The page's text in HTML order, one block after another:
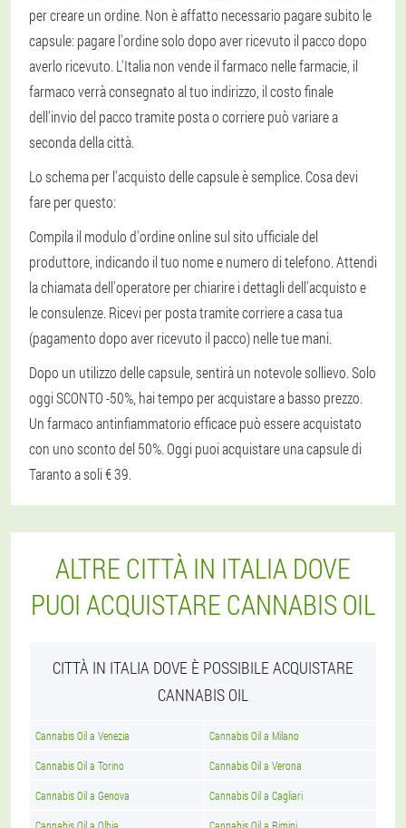
per creare un ordine. Non è affatto necessario pagare subito le
capsule: pagare l'ordine solo dopo aver ricevuto il pacco dopo
averlo ricevuto. L'Italia non vende il farmaco nelle farmacie, il
farmaco verrà consegnato al tuo indirizzo, il costo finale
dell'invio del pacco tramite posta o corriere può variare a
seconda della città.
Lo schema per l'acquisto delle capsule è semplice. Cosa devi
fare per questo:
Compila il modulo d'ordine online sul sito ufficiale del
produttore, indicando il tuo nome e numero di telefono. Attendi
la chiamata dell'operatore per chiarire i dettagli dell'acquisto e
le consulenze. Ricevi per posta tramite corriere a casa tua
(pagamento dopo aver ricevuto il pacco) nelle tue mani.
Dopo un utilizzo delle capsule, sentirà un notevole sollievo. Solo
oggi SCONTO -50%, hai tempo per acquistare a basso prezzo.
Un farmaco antinfiammatorio efficace può essere acquistato
con uno sconto del 50%. Oggi puoi acquistare una capsule di
Taranto a soli € 39.
ALTRE CITTÀ IN ITALIA DOVE
PUOI ACQUISTARE CANNABIS OIL
CITTÀ IN ITALIA DOVE È POSSIBILE ACQUISTARE
CANNABIS OIL
Cannabis Oil a Venezia Cannabis Oil a Milano
Cannabis Oil a Torino Cannabis Oil a Verona
Cannabis Oil a Genova Cannabis Oil a Cagliari